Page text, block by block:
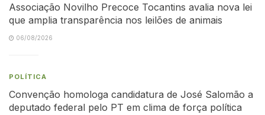
Associação Novilho Precoce Tocantins avalia nova lei
que amplia transparência nos leilões de animais
06/08/2026
POLÍTICA
Convenção homologa candidatura de José Salomão a
deputado federal pelo PT em clima de força política